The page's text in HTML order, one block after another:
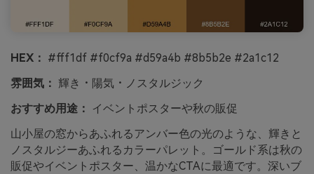
HEX： #fff1df #f0cf9a #d59a4b #8b5b2e #2a1c12
雰囲気： 輝き・陽気・ノスタルジック
おすすめ用途：
イベントポスターや秋の販促
山小屋の窓からあふれるアンバー色の光のような、輝きと
ノスタルジーあふれるカラーパレット。ゴールド系は秋の
販促やイベントポスター、温かなCTAに最適です。深いブ